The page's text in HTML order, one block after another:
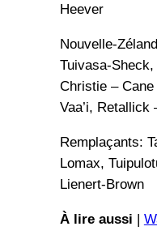
Heever
Nouvelle-
Tuivasa-Sheck,
Christie –
Vaa’i, Retallick
Remplaçants:
Lomax,
Lienert-Brown
À lire aussi |